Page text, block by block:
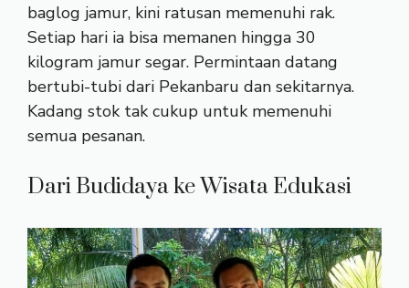
baglog jamur, kini ratusan memenuhi rak.
Setiap hari ia bisa memanen hingga 30
kilogram jamur segar. Permintaan datang
bertubi-tubi dari Pekanbaru dan sekitarnya.
Kadang stok tak cukup untuk memenuhi
semua pesanan.
Dari Budidaya ke Wisata Edukasi